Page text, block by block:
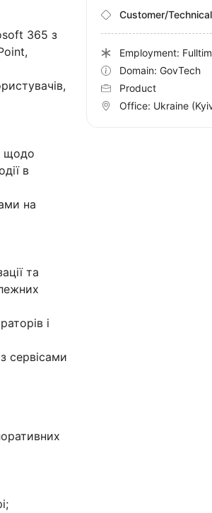
365 з
щодо
в
на
та
і
сервісами
Customer/
Employment:
Domain: GovTech
Product
Office: Ukraine